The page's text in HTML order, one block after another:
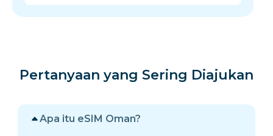
Pertanyaan yang Sering Diajukan
Apa itu eSIM Oman?